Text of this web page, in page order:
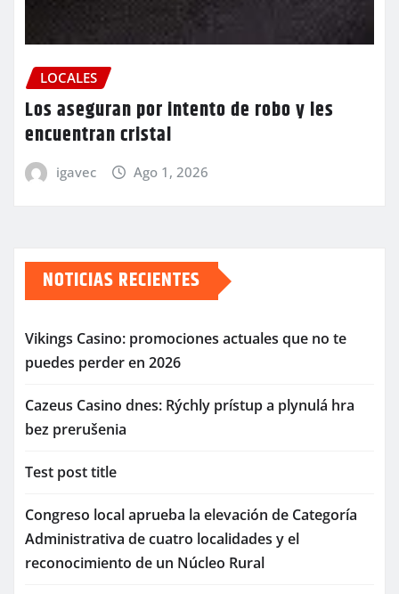
LOCALES
Los aseguran por intento de robo y les
encuentran cristal
igavec Ago 1, 2026
NOTICIAS RECIENTES
Vikings Casino: promociones actuales que no te
puedes perder en 2026
Cazeus Casino dnes: Rýchly prístup a plynulá hra
bez prerušenia
Test post title
Congreso local aprueba la elevación de Categoría
Administrativa de cuatro localidades y el
reconocimiento de un Núcleo Rural